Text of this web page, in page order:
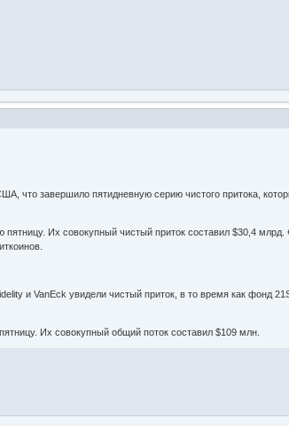
что завершило пятидневную серию чистого притока,
Их совокупный чистый приток составил $30,4 млрд.
и VanEck увидели чистый приток, в то время как фонд
Их совокупный общий поток составил $109 млн.